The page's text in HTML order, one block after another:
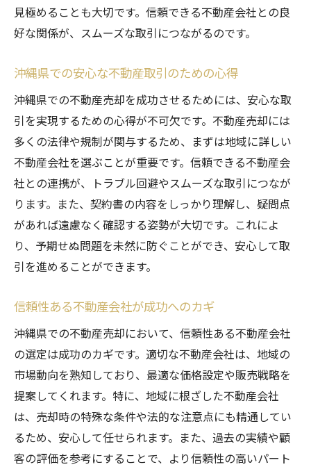
見極めることも大切です。信頼できる不動産会社との良
好な関係が、スムーズな取引につながるのです。
沖縄県での安心な不動産取引のための心得
沖縄県での不動産売却を成功させるためには、安心な取
引を実現するための心得が不可欠です。不動産売却には
多くの法律や規制が関与するため、まずは地域に詳しい
不動産会社を選ぶことが重要です。信頼できる不動産会
社との連携が、トラブル回避やスムーズな取引につなが
ります。また、契約書の内容をしっかり理解し、疑問点
があれば遠慮なく確認する姿勢が大切です。これによ
り、予期せぬ問題を未然に防ぐことができ、安心して取
引を進めることができます。
信頼性ある不動産会社が成功へのカギ
沖縄県での不動産売却において、信頼性ある不動産会社
の選定は成功のカギです。適切な不動産会社は、地域の
市場動向を熟知しており、最適な価格設定や販売戦略を
提案してくれます。特に、地域に根ざした不動産会社
は、売却時の特殊な条件や法的な注意点にも精通してい
るため、安心して任せられます。また、過去の実績や顧
客の評価を参考にすることで、より信頼性の高いパート